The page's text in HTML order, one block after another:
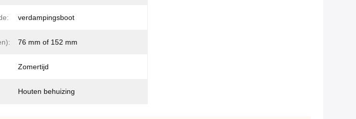
verdampingsboot
76 mm of 152 mm
Zomertijd
Houten behuizing